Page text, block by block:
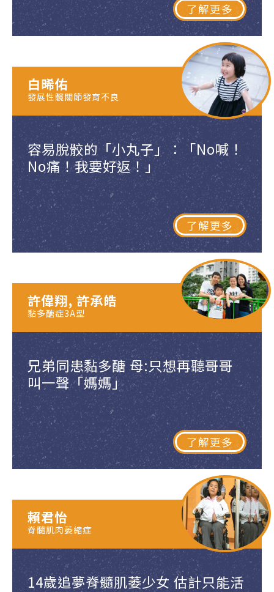
了解更多
容易脫骹的「小丸子」：「No喊！
No痛！我要好返！」
了解更多
白晞佑
發展性髖關節發育不良
兄弟同患黏多醣 母:只想再聽哥哥
叫一聲「媽媽」
了解更多
許偉翔, 許承皓
黏多醣症3A型
14歲追夢脊髓肌萎少女 估計只能活
賴君怡
脊髓肌肉萎縮症